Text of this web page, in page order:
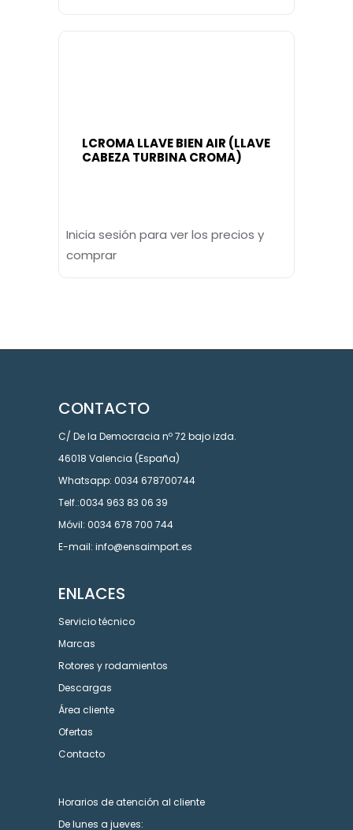
LCROMA LLAVE BIEN AIR (LLAVE
CABEZA TURBINA CROMA)
Inicia sesión para ver los precios y
comprar
CONTACTO
C/ De la Democracia nº 72 bajo izda.
46018 Valencia (España)
Whatsapp: 0034 678700744
Telf.:0034 963 83 06 39
Móvil: 0034 678 700 744
E-mail: info@ensaimport.es
ENLACES
Servicio técnico
Marcas
Rotores y rodamientos
Descargas
Área cliente
Ofertas
Contacto
Horarios de atención al cliente
De lunes a jueves: